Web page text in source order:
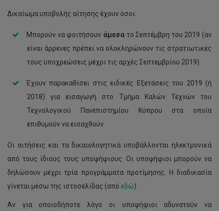
Δικαίωμα υποβολής αίτησης έχουν όσοι:
Μπορούν να φοιτήσουν άμεσατο Σεπτέμβρη του 2019 (αν
είναι άρρενες πρέπει να ολοκληρώνουν τις στρατιωτικές
τους υποχρεώσεις μέχρι τις αρχές Σεπτεμβρίου 2019)
Έχουν παρακαθίσει στις ειδικές Εξετάσεις του 2019 (ή
2018) για εισαγωγή στο Τμήμα Καλών Τεχνών του
Τεχνολογικού Πανεπιστημίου Κύπρου στα οποία
επιθυμούν να εισαχθούν.
Οι αιτήσεις και τα δικαιολογητικά υποβάλλονται ηλεκτρονικά
από τους ίδιους τους υποψήφιους. Οι υποψήφιοι μπορούν να
δηλώσουν μέχρι τρία προγράμματα προτίμησης. Η διαδικασία
γίνεται μέσω της ιστοσελίδας (από εδώ).
Αν για οποιοδήποτε λόγο οι υποψήφιοι αδυνατούν να